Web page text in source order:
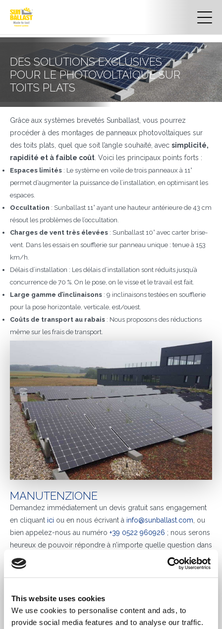
This website uses cookies
We use cookies to personalise content and ads, to
provide social media features and to analyse our traffic.
DES SOLUTIONS EXCLUSIVES
POUR LE PHOTOVOLTAÏQUE SUR
TOITS PLATS
Grâce aux systèmes brevetés Sunballast, vous pourrez
procéder à des montages de panneaux photovoltaïques sur
des toits plats, quel que soit l’angle souhaité, avec simplicité,
rapidité et à faible coût . Voici les principaux points forts :
Espaces limités : Le système en voile de trois panneaux à 11°
permet d’augmenter la puissance de l’installation, en optimisant les
espaces.
Occultation : Sunballast 11° ayant une hauteur antérieure de 43 cm
résout les problèmes de l’occultation.
Charges de vent très élevées : Sunballast 10° avec carter brise-
vent. Dans les essais en soufflerie sur panneau unique : tenue à 153
km/h.
Délais d’installation : Les délais d’installation sont réduits jusqu’à
concurrence de 70 %. On le pose, on le visse et le travail est fait.
Large gamme d’inclinaisons : 9 inclinaisons testées en soufflerie
pour la pose horizontale, verticale, est/ouest.
Coûts de transport au rabais : Nous proposons des réductions
même sur les frais de transport.
MANUTENZIONE
Demandez immédiatement un devis gratuit sans engagement
en cliquant ici ou en nous écrivant à info@sunballast.com , ou
bien appelez-nous au numéro +39 0522 960926 ; nous serons
heureux de pouvoir répondre à n’importe quelle question dans
les délais les plus courts possibles.